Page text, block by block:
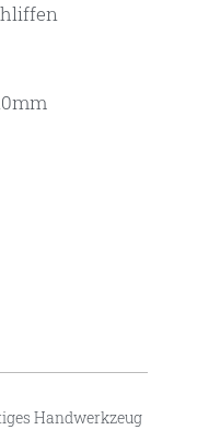
Handwerkzeug